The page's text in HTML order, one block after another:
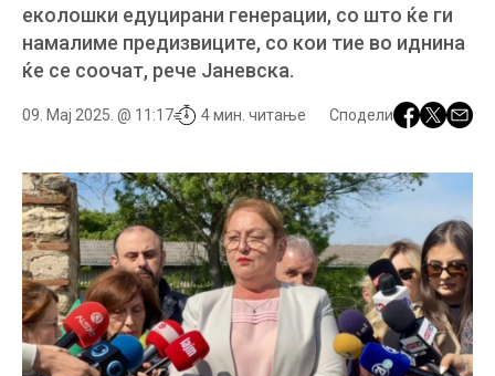
еколошки едуцирани генерации, со што ќе ги
намалиме предизвиците, со кои тие во иднина
ќе се соочат, рече Јаневска.
09. Мај 2025. @ 11:17 4 мин. читање Сподели